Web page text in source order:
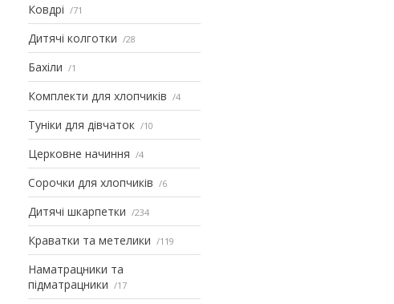
Ковдрі 71
Дитячі колготки 28
Бахіли 1
Комплекти для хлопчиків 4
Туніки для дівчаток 10
Церковне начиння 4
Сорочки для хлопчиків 6
Дитячі шкарпетки 234
Краватки та метелики 119
Наматрацники та
підматрацники
17